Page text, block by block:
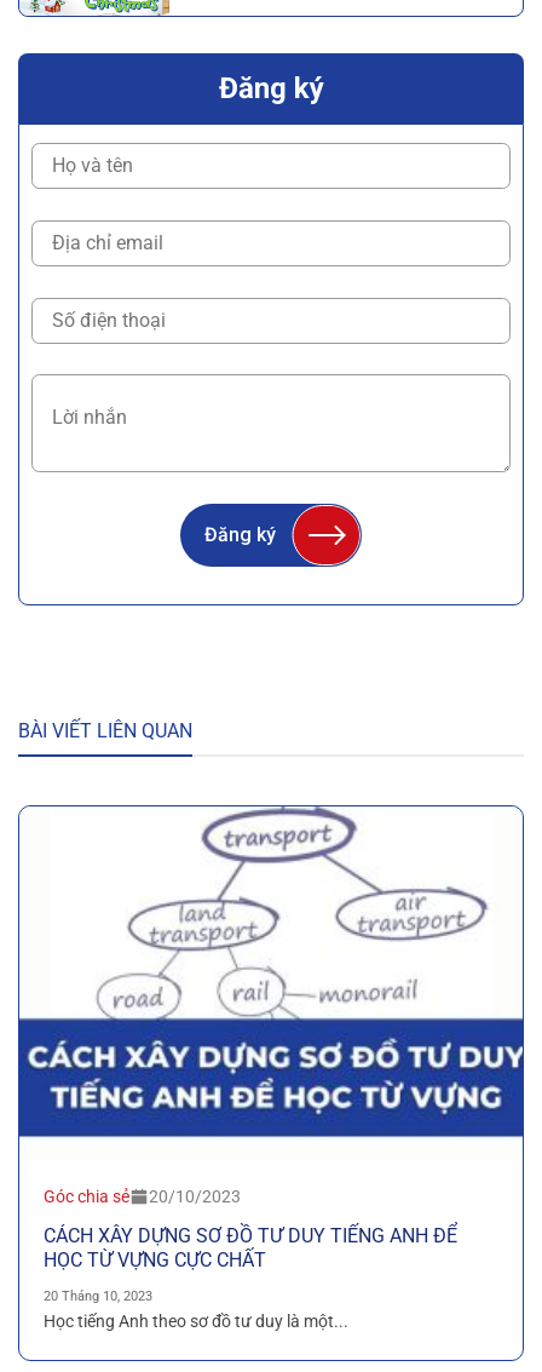
Đăng ký
Đăng ký
BÀI VIẾT LIÊN QUAN
Góc chia sẻ 20/10/2023
CÁCH XÂY DỰNG SƠ ĐỒ TƯ DUY TIẾNG ANH ĐỂ
HỌC TỪ VỰNG CỰC CHẤT
20 Tháng 10, 2023
Học tiếng Anh theo sơ đồ tư duy là một...